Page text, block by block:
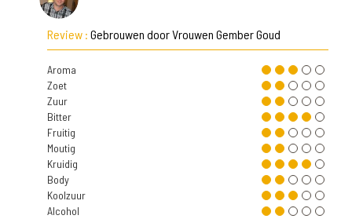
Review : Gebrouwen door Vrouwen Gember Goud
Aroma
Zoet
Zuur
Bitter
Fruitig
Moutig
Kruidig
Body
Koolzuur
Alcohol